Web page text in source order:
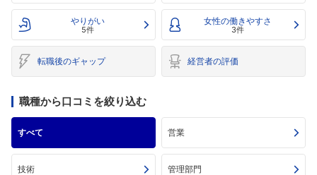
やりがい
5件
女性の働きやすさ
3件
転職後のギャップ 経営者の評価
職種から口コミを絞り込む
すべて 営業
技術 管理部門